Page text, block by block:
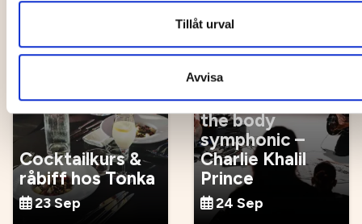
Tillåt urval
Avvisa
Mat, dryck
Cocktailkurs &
råbiff hos Tonka
23 Sep
Teater, dans
the body
symphonic –
Charlie Khalil
Prince
24 Sep